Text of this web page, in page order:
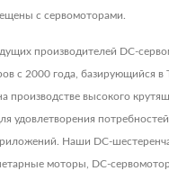
с сервомоторами.
производителей DC-
с 2000 года, базирующийся в
производстве высокого
удовлетворения потребностей
Наши DC-
моторы, DC-